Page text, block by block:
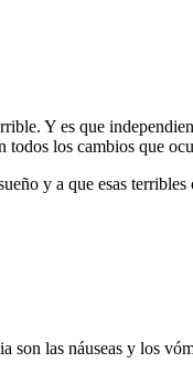
Y es que
los cambios que
y a que esas
las náuseas y los